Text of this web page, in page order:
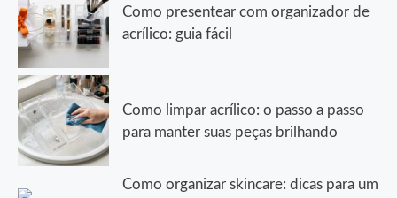
Como presentear com organizador de
acrílico: guia fácil
Como limpar acrílico: o passo a passo
para manter suas peças brilhando
Como organizar skincare: dicas para um